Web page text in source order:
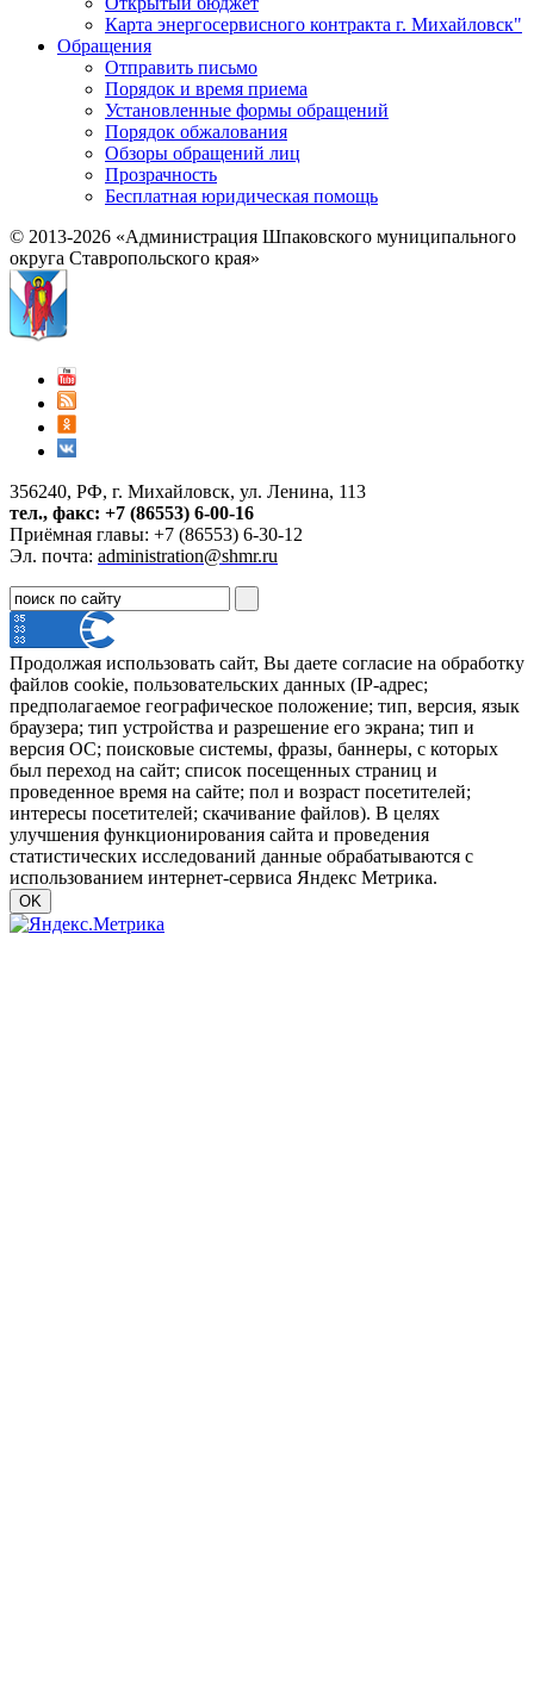
Карта энергосервисного контракта г. Михайловск"
Обращения
Отправить письмо
Порядок и время приема
Установленные формы обращений
Порядок обжалования
Обзоры обращений лиц
Прозрачность
Бесплатная юридическая помощь
© 2013-2026 «Администрация Шпаковского муниципального
округа Ставропольского края»
356240, РФ, г. Михайловск, ул. Ленина, 113
тел., факс: +7 (86553) 6-00-16
Приёмная главы: +7 (86553) 6-30-12
Эл. почта: administration@shmr.ru
Продолжая использовать сайт, Вы даете согласие на обработку
файлов cookie, пользовательских данных (IP-адрес;
предполагаемое географическое положение; тип, версия, язык
браузера; тип устройства и разрешение его экрана; тип и
версия ОС; поисковые системы, фразы, баннеры, с которых
был переход на сайт; список посещенных страниц и
проведенное время на сайте; пол и возраст посетителей;
интересы посетителей; скачивание файлов). В целях
улучшения функционирования сайта и проведения
статистических исследований данные обрабатываются с
использованием интернет-сервиса Яндекс Метрика.
OK